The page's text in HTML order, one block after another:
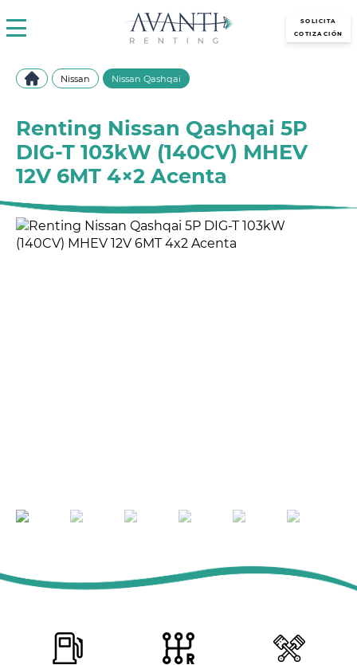
SOLICITA
COTIZACIÓN
Nissan Nissan Qashqai
Renting Nissan Qashqai 5P
DIG-T 103kW (140CV) MHEV
12V 6MT 4×2 Acenta